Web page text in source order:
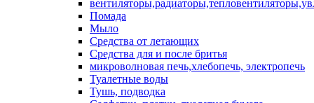
Помада
Мыло
Средства от летающих
Средства для и после бритья
микроволновая печь,хлебопечь, электропечь
Туалетные воды
Тушь, подводка